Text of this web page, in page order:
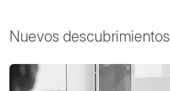
Nuevos descubrimientos